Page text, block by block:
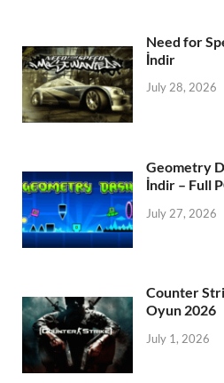
Need for
İndir
July 28, 2026
Geometry
İndir – Full
July 27, 2026
Counter
Oyun 2026
July 1, 2026